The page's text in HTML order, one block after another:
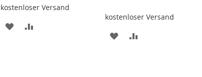
kostenloser Versand
ZUR
kostenloser Versand
ZUR